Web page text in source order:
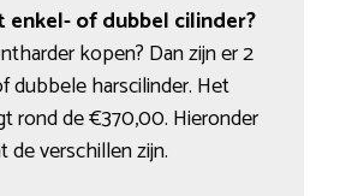
of dubbel cilinder?
kopen? Dan zijn er 2
dubbele harscilinder. Het
rond de €370,00. Hieronder
de verschillen zijn.